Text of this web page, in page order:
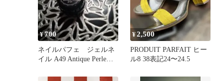
¥700
ネイルパフェ ジェルネ
イル A49 Antique Perle
¥2,500
PRODUIT PARFAIT ヒー
ル8 38表記24〜24.5